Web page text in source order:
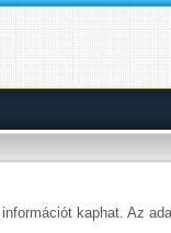
kaphat. Az